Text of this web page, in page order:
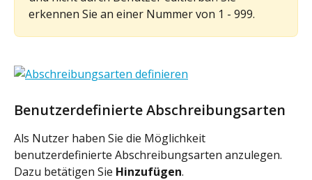
erkennen Sie an einer Nummer von 1 - 999.
Benutzerdefinierte Abschreibungsarten
Als Nutzer haben Sie die Möglichkeit
benutzerdefinierte Abschreibungsarten anzulegen.
Dazu betätigen Sie Hinzufügen.